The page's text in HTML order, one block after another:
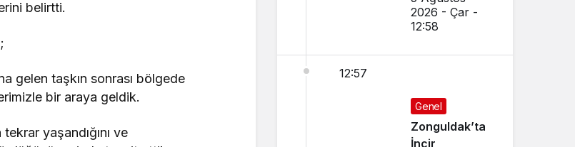
belirtti.
gelen taşkın sonrası bölgede
bir araya geldik.
yaşandığını ve
Büyüledi
2026 - Çar -
12:58
12:57
Genel
Zonguldak’ta
İncir